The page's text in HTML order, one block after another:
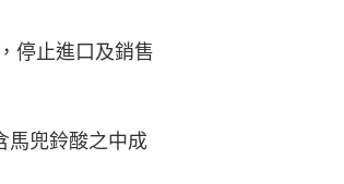
停止進口及銷售
馬兜鈴酸之中成